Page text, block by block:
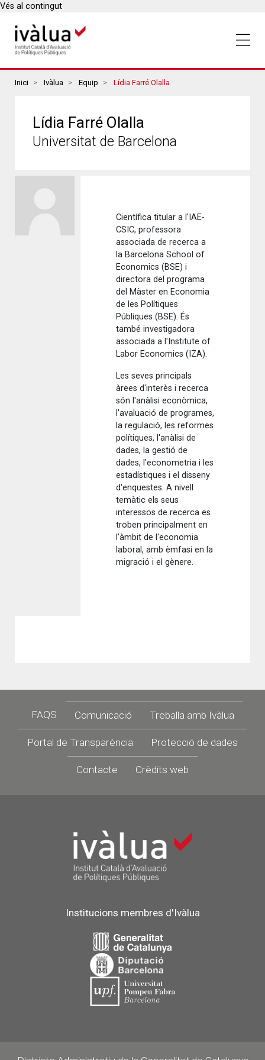
Vés al contingut
Breadcrumbs
Inici Ivàlua Equip Lídia Farré Olalla
Lídia Farré Olalla
Universitat de Barcelona
Científica titular a l'IAE-
CSIC, professora
associada de recerca a
la Barcelona School of
Economics (BSE) i
directora del programa
del Màster en Economia
de les Polítiques
Públiques (BSE). És
també investigadora
associada a l'Institute of
Labor Economics (IZA).
Les seves principals
àrees d'interès i recerca
són l'anàlisi econòmica,
l'avaluació de programes,
la regulació, les reformes
polítiques, l'anàlisi de
dades, la gestió de
dades, l'econometria i les
estadístiques i el disseny
d'enquestes. A nivell
temàtic els seus
interessos de recerca es
troben principalment en
l'àmbit de l'economia
laboral, amb èmfasi en la
migració i el gènere.
Footer
FAQS Comunicació Treballa amb Ivàlua
Portal de Transparència Protecció de dades
Contacte Crèdits web
Institucions membres d'Ivàlua